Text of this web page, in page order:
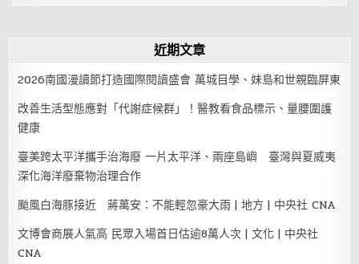
近期文章
2026南國漫讀節打造國際閱讀盛會 萬城目學、妹島和世親臨屏東
改善生活型態應對「代謝症候群」！醫教看食品標示、量腰圍護
健康
臺美跨太平洋攜手治海廢 一片太平洋、兩座島嶼 臺灣與夏威夷
深化海洋廢棄物治理合作
颱風白海豚接近 蔣萬安：不能輕忽豪大雨 | 地方 | 中央社 CNA
文博會商展人氣高 民眾入場首日估逾8萬人次 | 文化 | 中央社
CNA